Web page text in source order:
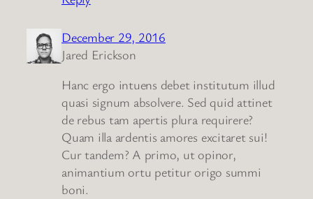
December 29, 2016
Jared Erickson
Hanc ergo intuens debet institutum illud
quasi signum absolvere. Sed quid attinet
de rebus tam apertis plura requirere?
Quam illa ardentis amores excitaret sui!
Cur tandem? A primo, ut opinor,
animantium ortu petitur origo summi
boni.